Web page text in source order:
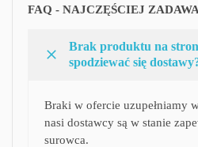
FAQ - NAJCZĘŚCIEJ
Brak produktu na
spodziewać się
Braki w ofercie uzupełniamy
nasi dostawcy są w stanie
surowca.